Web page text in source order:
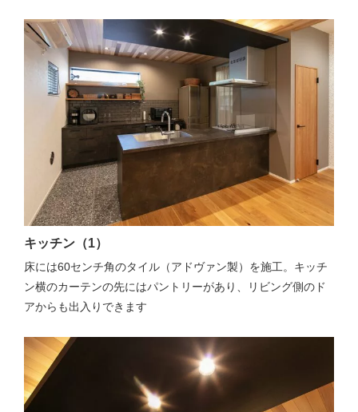
キッチン（1）
床には60センチ角のタイル（アドヴァン製）を施工。キッチ
ン横のカーテンの先にはパントリーがあり、リビング側のド
アからも出入りできます